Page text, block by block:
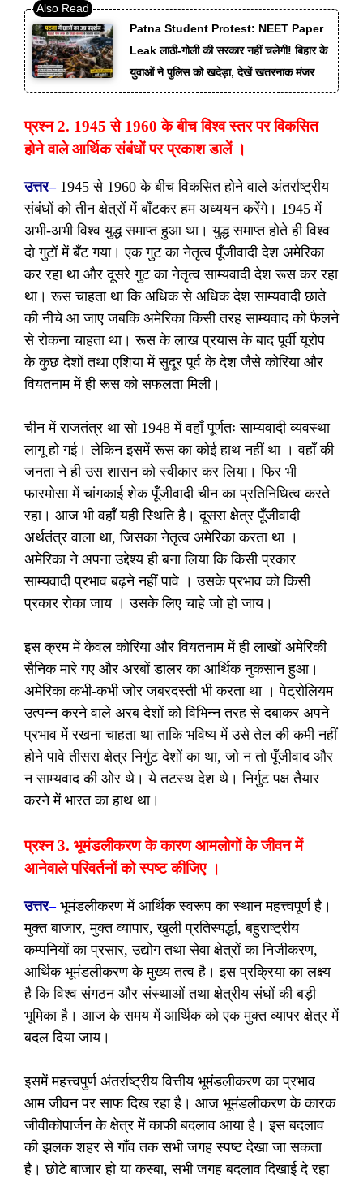
Patna Student Protest: NEET Paper
Leak लाठी-गोली की सरकार नहीं चलेगी! बिहार के
युवाओं ने पुलिस को खदेड़ा, देखें खतरनाक मंजर
प्रश्न 2. 1945 से 1960 के बीच विश्व स्तर पर विकसित
होने वाले आर्थिक संबंधों पर प्रकाश डालें ।
उत्तर– 1945 से 1960 के बीच विकसित होने वाले अंतर्राष्ट्रीय
संबंधों को तीन क्षेत्रों में बाँटकर हम अध्ययन करेंगे। 1945 में
अभी-अभी विश्व युद्ध समाप्त हुआ था। युद्ध समाप्त होते ही विश्व
दो गुटों में बँट गया। एक गुट का नेतृत्व पूँजीवादी देश अमेरिका
कर रहा था और दूसरे गुट का नेतृत्व साम्यवादी देश रूस कर रहा
था। रूस चाहता था कि अधिक से अधिक देश साम्यवादी छाते
की नीचे आ जाए जबकि अमेरिका किसी तरह साम्यवाद को फैलने
से रोकना चाहता था। रूस के लाख प्रयास के बाद पूर्वी यूरोप
के कुछ देशों तथा एशिया में सुदूर पूर्व के देश जैसे कोरिया और
वियतनाम में ही रूस को सफलता मिली।
चीन में राजतंत्र था सो 1948 में वहाँ पूर्णतः साम्यवादी व्यवस्था
लागू हो गई। लेकिन इसमें रूस का कोई हाथ नहीं था । वहाँ की
जनता ने ही उस शासन को स्वीकार कर लिया। फिर भी
फारमोसा में चांगकाई शेक पूँजीवादी चीन का प्रतिनिधित्व करते
रहा। आज भी वहाँ यही स्थिति है। दूसरा क्षेत्र पूँजीवादी
अर्थतंत्र वाला था, जिसका नेतृत्व अमेरिका करता था ।
अमेरिका ने अपना उद्देश्य ही बना लिया कि किसी प्रकार
साम्यवादी प्रभाव बढ़ने नहीं पावे । उसके प्रभाव को किसी
प्रकार रोका जाय । उसके लिए चाहे जो हो जाय।
इस क्रम में केवल कोरिया और वियतनाम में ही लाखों अमेरिकी
सैनिक मारे गए और अरबों डालर का आर्थिक नुकसान हुआ।
अमेरिका कभी-कभी जोर जबरदस्ती भी करता था । पेट्रोलियम
उत्पन्न करने वाले अरब देशों को विभिन्न तरह से दबाकर अपने
प्रभाव में रखना चाहता था ताकि भविष्य में उसे तेल की कमी नहीं
होने पावे तीसरा क्षेत्र निर्गुट देशों का था, जो न तो पूँजीवाद और
न साम्यवाद की ओर थे। ये तटस्थ देश थे। निर्गुट पक्ष तैयार
करने में भारत का हाथ था।
प्रश्न 3. भूमंडलीकरण के कारण आमलोगों के जीवन में
आनेवाले परिवर्तनों को स्पष्ट कीजिए ।
उत्तर– भूमंडलीकरण में आर्थिक स्वरूप का स्थान महत्त्वपूर्ण है।
मुक्त बाजार, मुक्त व्यापार, खुली प्रतिस्पर्द्धा, बहुराष्ट्रीय
कम्पनियों का प्रसार, उद्योग तथा सेवा क्षेत्रों का निजीकरण,
आर्थिक भूमंडलीकरण के मुख्य तत्व है। इस प्रक्रिया का लक्ष्य
है कि विश्व संगठन और संस्थाओं तथा क्षेत्रीय संघों की बड़ी
भूमिका है। आज के समय में आर्थिक को एक मुक्त व्यापर क्षेत्र में
बदल दिया जाय।
इसमें महत्त्वपुर्ण अंतर्राष्ट्रीय वित्तीय भूमंडलीकरण का प्रभाव
आम जीवन पर साफ दिख रहा है। आज भूमंडलीकरण के कारक
जीवीकोपार्जन के क्षेत्र में काफी बदलाव आया है। इस बदलाव
की झलक शहर से गाँव तक सभी जगह स्पष्ट देखा जा सकता
है। छोटे बाजार हो या कस्बा, सभी जगह बदलाव दिखाई दे रहा